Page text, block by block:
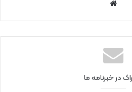
نتی
در خبرنامه ما